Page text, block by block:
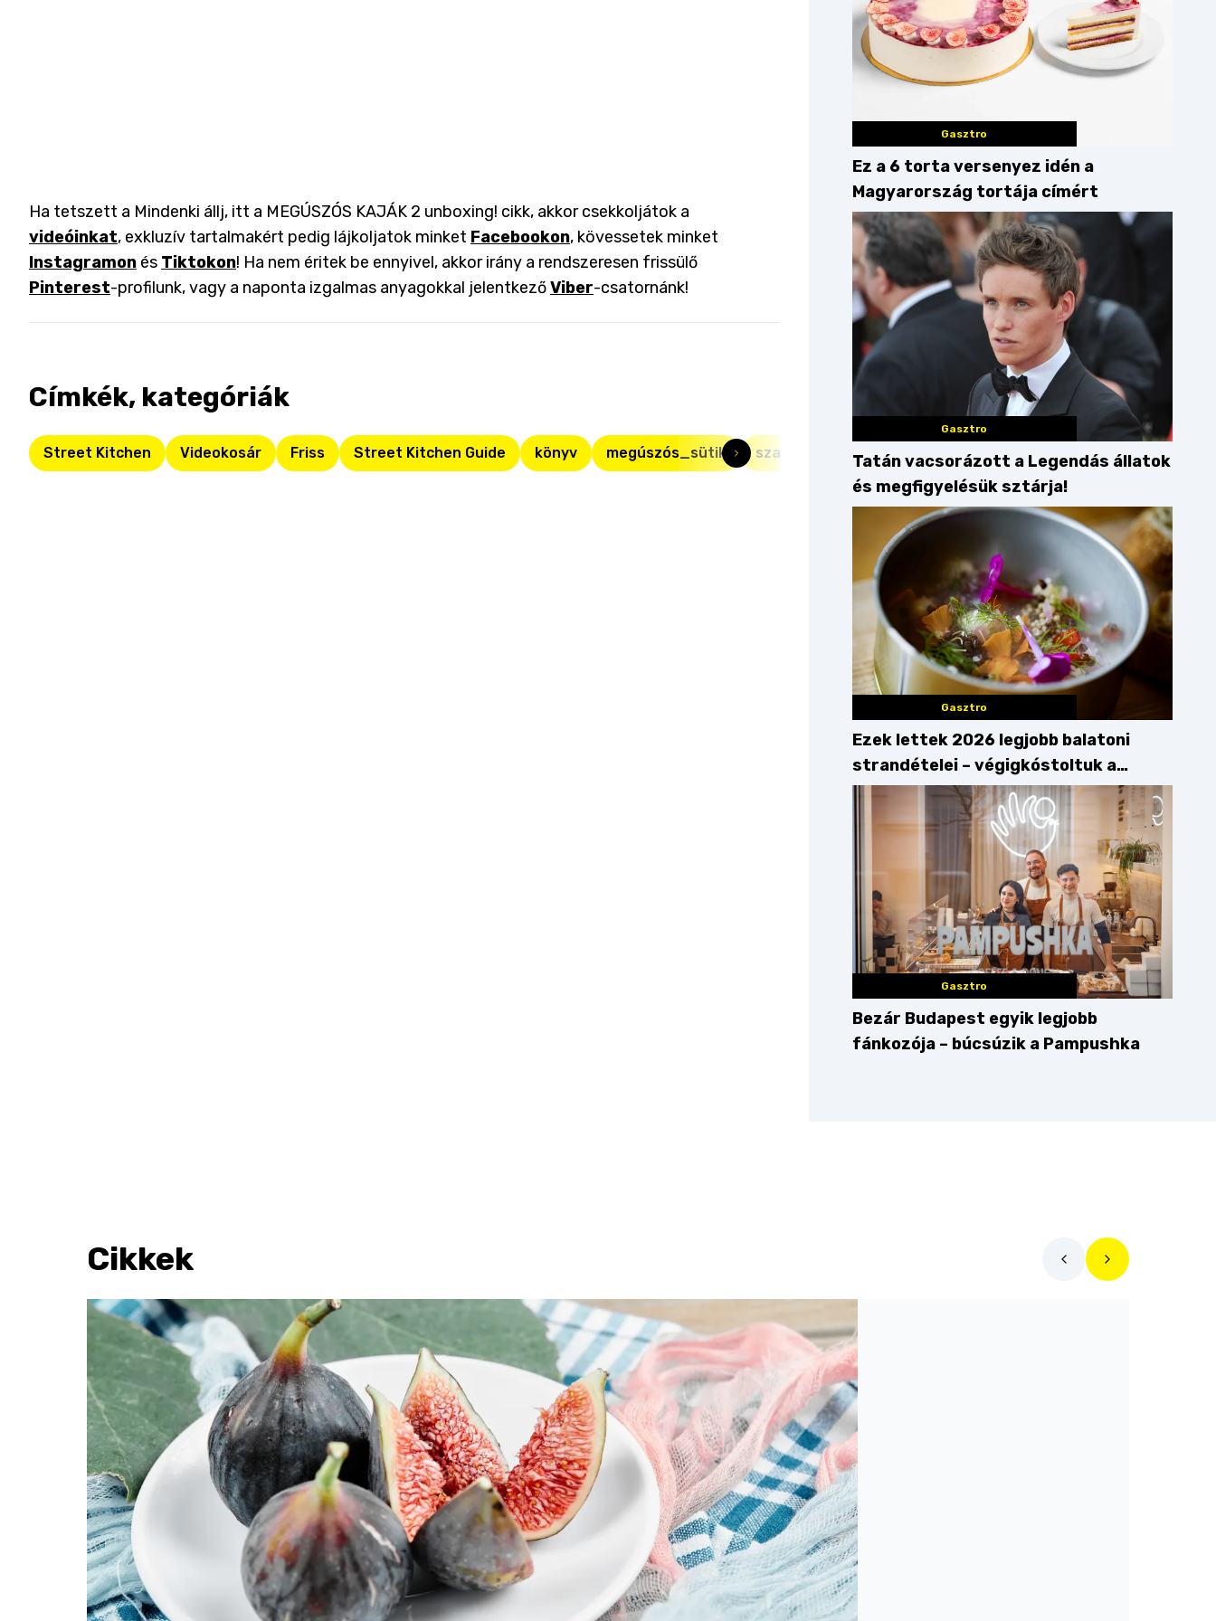
Ha tetszett a Mindenki állj, itt a MEGÚSZÓS KAJÁK 2 unboxing! cikk, akkor csekkoljátok a
videóinkat, exkluzív tartalmakért pedig lájkoljatok minket Facebookon, kövessetek minket
Instagramon és Tiktokon! Ha nem éritek be ennyivel, akkor irány a rendszeresen frissülő
Pinterest-profilunk, vagy a naponta izgalmas anyagokkal jelentkezőViber-csatornánk!
Címkék, kategóriák
Street Kitchen Videokosár Friss Street Kitchen Guide könyv megúszós_sütik szakácskönyv megúszós kaják
Gasztro
Ez a 6 torta versenyez idén a
Magyarország tortája címért
Gasztro
Tatán vacsorázott a Legendás állatok
és megfigyelésük sztárja!
Gasztro
Ezek lettek 2026 legjobb balatoni
strandételei – végigkóstoltuk a
győzteseket
Gasztro
Bezár Budapest egyik legjobb
fánkozója – búcsúzik a Pampushka
Cikkek